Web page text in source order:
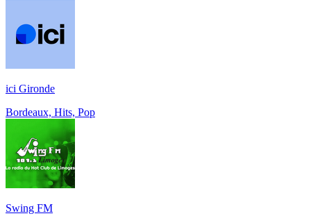
ici Gironde
Bordeaux, Hits, Pop
Swing FM